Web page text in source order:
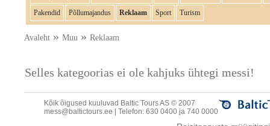
Pakendid Põllumajandus Reklaam Sport Turism
Avaleht » Muu » Reklaam
Selles kategoorias ei ole kahjuks ühtegi messi!
Kõik õigused kuuluvad Baltic Tours AS © 2007
mess@baltictours.ee | Telefon: 630 0400 ja 740 0000